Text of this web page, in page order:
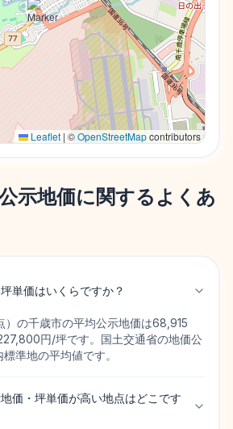
Leaflet | ©OpenStreetMapcontributors
示地価に関するよくあ
単価はいくらですか？
）の千歳市の平均公示地価は68,915
円/坪です。国土交通省の地価公
準地の平均値です。
価・坪単価が高い地点はどこです